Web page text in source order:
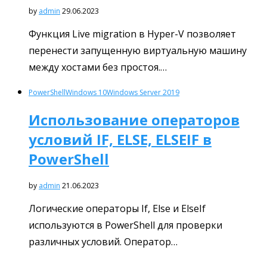
by admin 29.06.2023
Функция Live migration в Hyper-V позволяет
перенести запущенную виртуальную машину
между хостами без простоя.…
PowerShellWindows 10Windows Server 2019
Использование операторов
условий IF, ELSE, ELSEIF в
PowerShell
by admin 21.06.2023
Логические операторы If, Else и ElseIf
используются в PowerShell для проверки
различных условий. Оператор…